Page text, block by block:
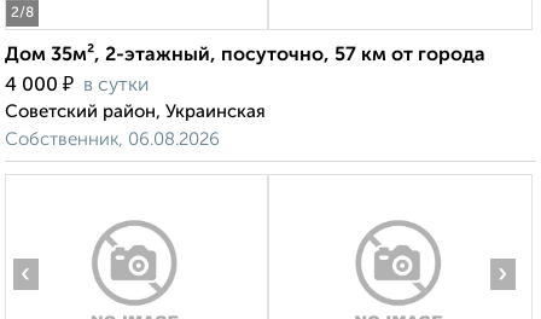
2/8
Дом 35м², 2-этажный, посуточно, 57 км от города
4 000 ₽ в сутки
Советский район, Украинская
Собственник, 06.08.2026
‹ ›